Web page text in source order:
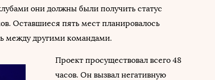
они должны были получить статус
Оставшиеся пять мест планировалось
между другими командами.
Проект просуществовал всего 48
часов. Он вызвал негативную